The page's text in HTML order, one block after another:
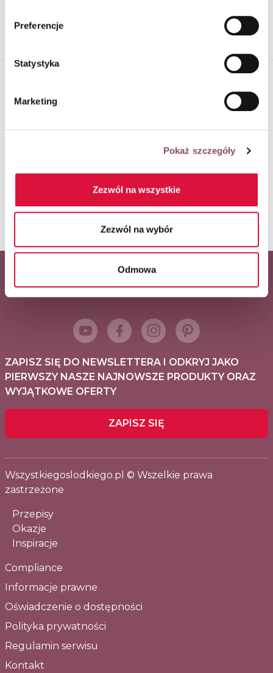
Polityce
prywatności.
Preferencje
Statystyka
Marketing
Pokaż szczegóły
Zezwól na wszystkie
Zezwól na wybór
Odmowa
REKLAMOWEJ Z WŁAŚCICIELAMI MAREK:
Główny partner serwisu
ZAPISZ SIĘ DO NEWSLETTERA I ODKRYJ JAKO
PIERWSZY NASZE NAJNOWSZE PRODUKTY ORAZ
WYJĄTKOWE OFERTY
ZAPISZ SIĘ
Wszystkiegoslodkiego.pl © Wszelkie prawa
zastrzeżone
Przepisy
Okazje
Inspiracje
Compliance
Informacje prawne
Oświadczenie o dostępności
Polityka prywatności
Regulamin serwisu
Kontakt